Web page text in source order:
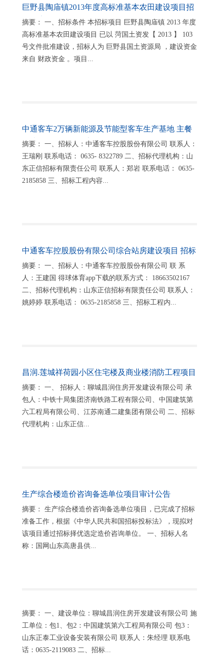
巨野县陶庙镇2013年度高标准基本农田建设项目招
标公告
摘要： 一、招标条件 本招标项目 巨野县陶庙镇 2013 年度
高标准基本农田建设项目 已以 菏国土资发【 2013 】 103
号文件批准建设，招标人为 巨野县国土资源局 ，建设资金
来自 财政资金 。项目...
中通客车2万辆新能源及节能型客车生产基地 主餐
厅建设项目招标公告
摘要： 一、招标人：中通客车控股股份有限公司 联系人：
王瑞刚 联系电话： 0635- 8322789 二、招标代理机构：山
东正信招标有限责任公司 联系人：郑岩 联系电话： 0635-
2185858 三、招标工程内容...
中通客车控股股份有限公司综合站房建设项目 招标
公告
摘要： 一、招标人：中通客车控股股份有限公司 联 系
人：王建国 得球体育app下载的联系方式： 18663502167
二、招标代理机构：山东正信招标有限责任公司 联系人：
姚婷婷 联系电话： 0635-2185858 三、招标工程内...
昌润.莲城祥荷园小区住宅楼及商业楼消防工程项目
招标公告
摘要： 一、 招标人：聊城昌润住房开发建设有限公司 承
包人：中铁十局集团济南铁路工程有限公司、中国建筑第
六工程局有限公司、江苏南通二建集团有限公司 二、招标
代理机构：山东正信...
生产综合楼造价咨询备选单位项目审计公告
摘要： 生产综合楼造价咨询备选单位项目，已完成了招标
准备工作，根据《中华人民共和国招标投标法》，现拟对
该项目通过招标择优选定造价咨询单位。 一、招标人名
称：国网山东高唐县供...
摘要： 一、建设单位：聊城昌润住房开发建设有限公司 施
工单位：包1、包2：中国建筑第六工程局有限公司 包3：
山东正泰工业设备安装有限公司 联系人：朱经理 联系电
话：0635-2119083 二、招标...